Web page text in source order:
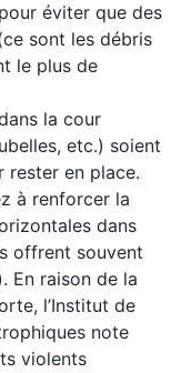
éviter que des
sont les débris
le plus de
la cour
etc.) soient
rester en place.
à renforcer la
dans
offrent souvent
En raison de la
l’Institut de
note
violents